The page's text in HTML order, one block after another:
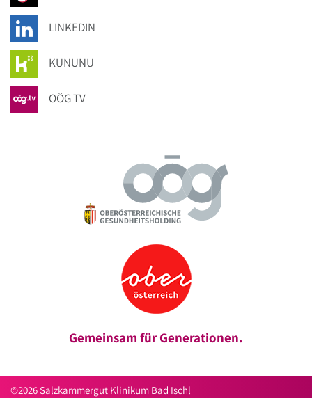
LINKEDIN
KUNUNU
OÖG TV
Gemeinsam für Generationen.
©2026 Salzkammergut Klinikum Bad Ischl